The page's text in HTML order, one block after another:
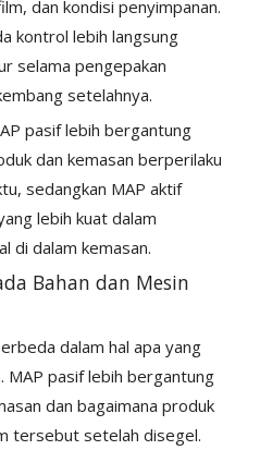
dan kondisi penyimpanan.
kontrol lebih langsung
selama pengepakan
setelahnya.
pasif lebih bergantung
dan kemasan berperilaku
sedangkan MAP aktif
lebih kuat dalam
di dalam kemasan.
Bahan dan Mesin
dalam hal apa yang
MAP pasif lebih bergantung
dan bagaimana produk
tersebut setelah disegel.